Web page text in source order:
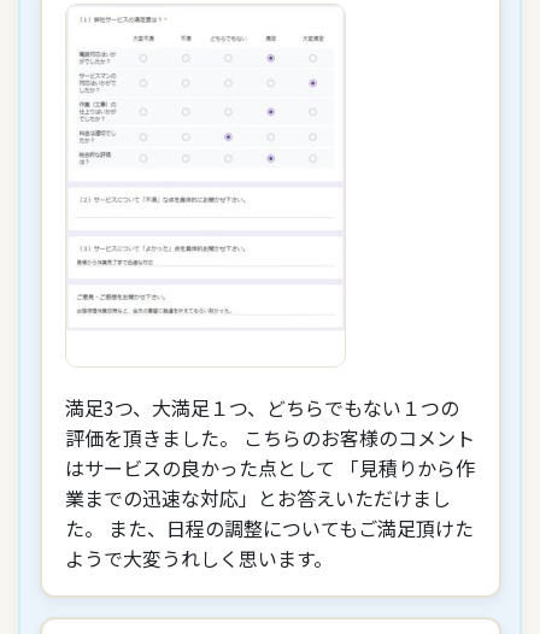
満足3つ、大満足１つ、どちらでもない１つの
評価を頂きました。 こちらのお客様のコメント
はサービスの良かった点として 「見積りから作
業までの迅速な対応」とお答えいただけまし
た。 また、日程の調整についてもご満足頂けた
ようで大変うれしく思います。